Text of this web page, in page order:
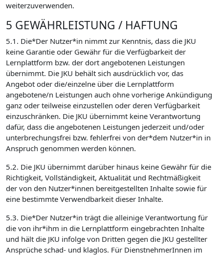
weiterzuverwenden.
5 GEWÄHRLEISTUNG / HAFTUNG
5.1. Die*Der Nutzer*in nimmt zur Kenntnis, dass die JKU
keine Garantie oder Gewähr für die Verfügbarkeit der
Lernplattform bzw. der dort angebotenen Leistungen
übernimmt. Die JKU behält sich ausdrücklich vor, das
Angebot oder die/einzelne über die Lernplattform
angebotene/n Leistungen auch ohne vorherige Ankündigung
ganz oder teilweise einzustellen oder deren Verfügbarkeit
einzuschränken. Die JKU übernimmt keine Verantwortung
dafür, dass die angebotenen Leistungen jederzeit und/oder
unterbrechungsfrei bzw. fehlerfrei von der*dem Nutzer*in in
Anspruch genommen werden können.
5.2. Die JKU übernimmt darüber hinaus keine Gewähr für die
Richtigkeit, Vollständigkeit, Aktualität und Rechtmäßigkeit
der von den Nutzer*innen bereitgestellten Inhalte sowie für
eine bestimmte Verwendbarkeit dieser Inhalte.
5.3. Die*Der Nutzer*in trägt die alleinige Verantwortung für
die von ihr*ihm in die Lernplattform eingebrachten Inhalte
und hält die JKU infolge von Dritten gegen die JKU gestellter
Ansprüche schad- und klaglos. Für DienstnehmerInnen im